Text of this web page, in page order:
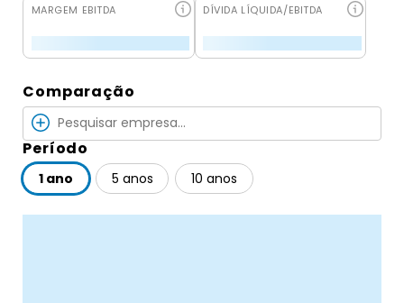
MARGEM EBITDA DÍVIDA LÍQUIDA/EBITDA
Comparação
Período
1 ano 5 anos 10 anos